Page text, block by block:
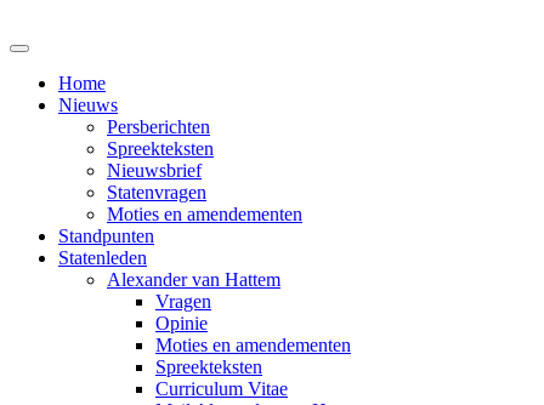
Home
Nieuws
Persberichten
Spreekteksten
Nieuwsbrief
Statenvragen
Moties en amendementen
Standpunten
Statenleden
Alexander van Hattem
Vragen
Opinie
Moties en amendementen
Spreekteksten
Curriculum Vitae